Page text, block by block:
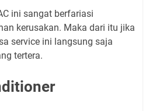
ini sangat berfariasi
kerusakan. Maka dari itu jika
service ini langsung saja
tertera.